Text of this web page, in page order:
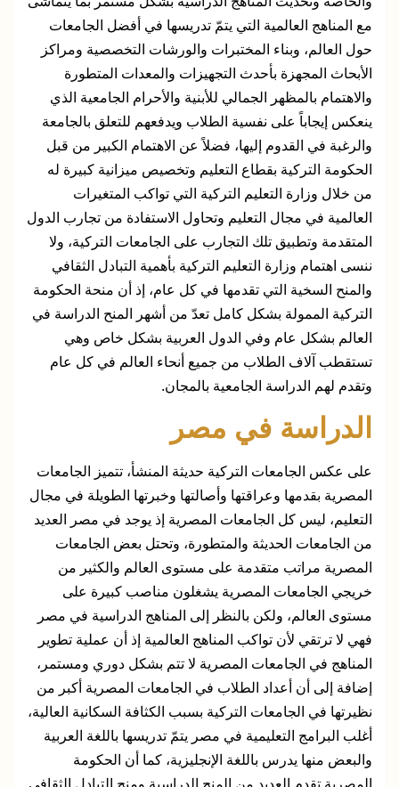
مع المناهج العالمية التي يتمّ تدريسها في أفضل الجامعات
حول العالم، وبناء المختبرات والورشات التخصصية ومراكز
الأبحاث المجهزة بأحدث التجهيزات والمعدات المتطورة
والاهتمام بالمظهر الجمالي للأبنية والأحرام الجامعية الذي
ينعكس إيجاباً على نفسية الطلاب ويدفعهم للتعلق بالجامعة
والرغبة في القدوم إليها، فضلاً عن الاهتمام الكبير من قبل
الحكومة التركية بقطاع التعليم وتخصيص ميزانية كبيرة له
من خلال وزارة التعليم التركية التي تواكب المتغيرات
العالمية في مجال التعليم وتحاول الاستفادة من تجارب الدول
المتقدمة وتطبيق تلك التجارب على الجامعات التركية، ولا
ننسى اهتمام وزارة التعليم التركية بأهمية التبادل الثقافي
والمنح السخية التي تقدمها في كل عام، إذ أن منحة الحكومة
التركية الممولة بشكل كامل تعدّ من أشهر المنح الدراسة في
العالم بشكل عام وفي الدول العربية بشكل خاص وهي
تستقطب آلاف الطلاب من جميع أنحاء العالم في كل عام
وتقدم لهم الدراسة الجامعية بالمجان.
الدراسة في مصر
على عكس الجامعات التركية حديثة المنشأ، تتميز الجامعات
المصرية بقدمها وعراقتها وأصالتها وخبرتها الطويلة في مجال
التعليم، ليس كل الجامعات المصرية إذ يوجد في مصر العديد
من الجامعات الحديثة والمتطورة، وتحتل بعض الجامعات
المصرية مراتب متقدمة على مستوى العالم والكثير من
خريجي الجامعات المصرية يشغلون مناصب كبيرة على
مستوى العالم، ولكن بالنظر إلى المناهج الدراسية في مصر
فهي لا ترتقي لأن تواكب المناهج العالمية إذ أن عملية تطوير
المناهج في الجامعات المصرية لا تتم بشكل دوري ومستمر،
إضافة إلى أن أعداد الطلاب في الجامعات المصرية أكبر من
نظيرتها في الجامعات التركية بسبب الكثافة السكانية العالية،
أغلب البرامج التعليمية في مصر يتمّ تدريسها باللغة العربية
والبعض منها يدرس باللغة الإنجليزية، كما أن الحكومة
المصرية تقدم العديد من المنح الدراسية ومنح التبادل الثقافي